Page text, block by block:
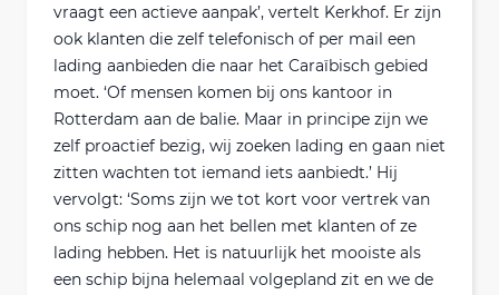
vraagt een actieve aanpak’, vertelt Kerkhof. Er zijn
ook klanten die zelf telefonisch of per mail een
lading aanbieden die naar het Caraïbisch gebied
moet. ‘Of mensen komen bij ons kantoor in
Rotterdam aan de balie. Maar in principe zijn we
zelf proactief bezig, wij zoeken lading en gaan niet
zitten wachten tot iemand iets aanbiedt.’ Hij
vervolgt: ‘Soms zijn we tot kort voor vertrek van
ons schip nog aan het bellen met klanten of ze
lading hebben. Het is natuurlijk het mooiste als
een schip bijna helemaal volgepland zit en we de